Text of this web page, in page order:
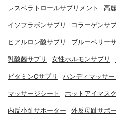
レスベラトロールサプリメント 高
イソフラボンサプリ コラーゲンサ
ヒアルロン酸サプリ ブルーベリー
乳酸菌サプリ 女性ホルモンサプリ
ビタミンCサプリ ハンディマッサ
マッサージシート ホットアイマスク
内反小趾サポーター 外反母趾サポ